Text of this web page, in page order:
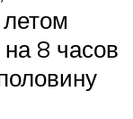
8 часов